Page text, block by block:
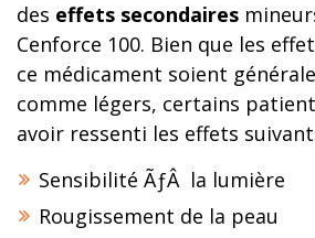
des effets secondaires
Cenforce 100. Bien que les
ce médicament soient
comme légers, certains
avoir ressenti les effets
Sensibilité ÃƒÂ la lumière
Rougissement de la peau